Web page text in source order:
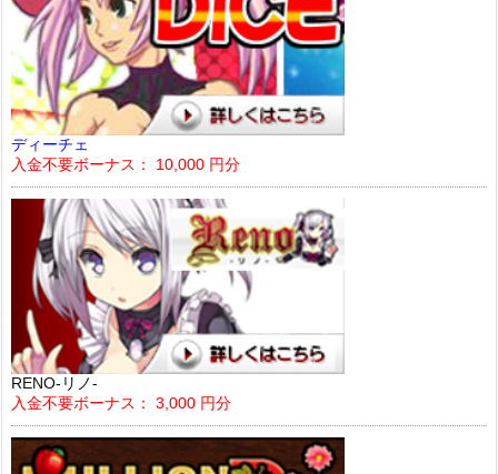
ディーチェ
入金不要ボーナス： 10,000 円分
RENO-リノ-
入金不要ボーナス： 3,000 円分